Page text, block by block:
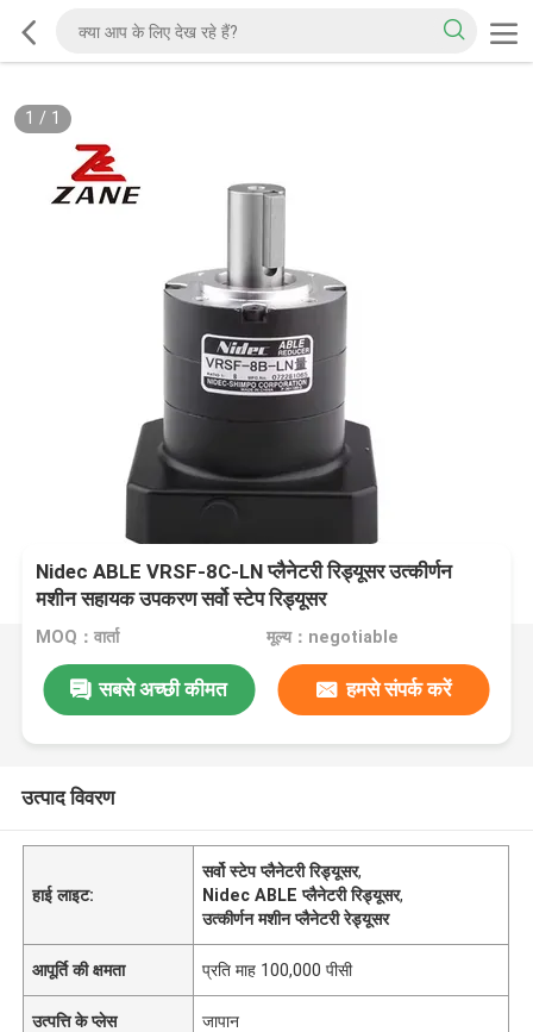
1 / 1
Nidec ABLE VRSF-8C-LN प्लैनेटरी रिड्यूसर उत्कीर्णन
मशीन सहायक उपकरण सर्वो स्टेप रिड्यूसर
MOQ：वार्ता मूल्य：negotiable
सबसे अच्छी कीमत हमसे संपर्क करें
उत्पाद विवरण
हाई लाइट:
सर्वो स्टेप प्लैनेटरी रिड्यूसर,
Nidec ABLE प्लैनेटरी रिड्यूसर,
उत्कीर्णन मशीन प्लैनेटरी रेड्यूसर
आपूर्ति की क्षमता प्रति माह 100,000 पीसी
उत्पत्ति के प्लेस जापान